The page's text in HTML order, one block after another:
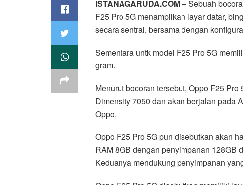
ISTANAGARUDA.COM– Sebuah
F25 Pro 5G menampilkan layar datar,
secara sentral, bersama dengan
Sementara untk model F25 Pro 5G
gram.
Menurut bocoran tersebut, Oppo F25
Dimensity 7050 dan akan berjalan pada
Oppo.
Oppo F25 Pro 5G pun disebutkan akan
RAM 8GB dengan penyimpanan 128GB
Keduanya mendukung penyimpanan